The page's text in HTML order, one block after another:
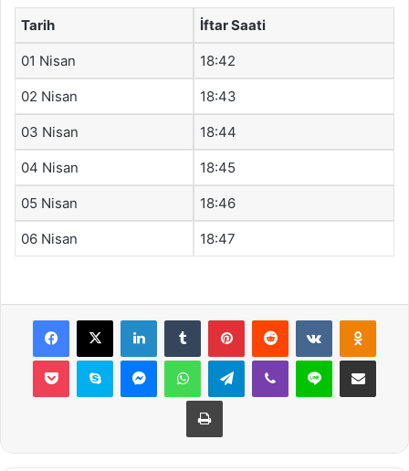
Tarih İftar Saati
01 Nisan 18:42
02 Nisan 18:43
03 Nisan 18:44
04 Nisan 18:45
05 Nisan 18:46
06 Nisan 18:47
Facebook
X LinkedInTumblr PinterestReddit VKontakte
Pocket Skype MessengerWhatsAppTelegramViber Line E-Posta ile
Yazdır